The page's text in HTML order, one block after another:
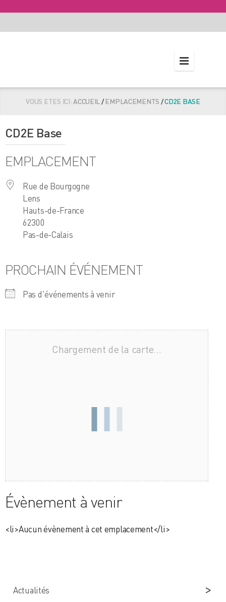
VOUS ETES ICI:ACCUEIL/EMPLACEMENTS /CD2E BASE
CD2E Base
EMPLACEMENT
Rue de Bourgogne
Lens
Hauts-de-France
62300
Pas-de-Calais
PROCHAIN ÉVÉNEMENT
Pas d'événements à venir
Chargement de la carte…
Évènement à venir
<li>Aucun évènement à cet emplacement</li>
Actualités